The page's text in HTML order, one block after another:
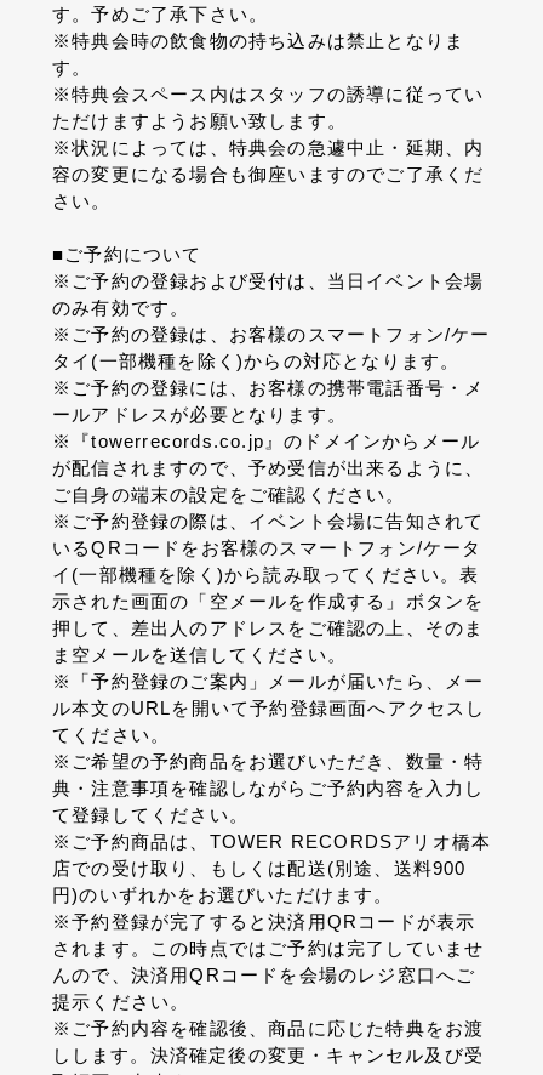
す。予めご了承下さい。
※特典会時の飲食物の持ち込みは禁止となりま
す。
※特典会スペース内はスタッフの誘導に従ってい
ただけますようお願い致します。
※状況によっては、特典会の急遽中止・延期、内
容の変更になる場合も御座いますのでご了承くだ
さい。
■ご予約について
※ご予約の登録および受付は、当日イベント会場
のみ有効です。
※ご予約の登録は、お客様のスマートフォン/ケー
タイ(一部機種を除く)からの対応となります。
※ご予約の登録には、お客様の携帯電話番号・メ
ールアドレスが必要となります。
※『towerrecords.co.jp』のドメインからメール
が配信されますので、予め受信が出来るように、
ご自身の端末の設定をご確認ください。
※ご予約登録の際は、イベント会場に告知されて
いるQRコードをお客様のスマートフォン/ケータ
イ(一部機種を除く)から読み取ってください。表
示された画面の「空メールを作成する」ボタンを
押して、差出人のアドレスをご確認の上、そのま
ま空メールを送信してください。
※「予約登録のご案内」メールが届いたら、メー
ル本文のURLを開いて予約登録画面へアクセスし
てください。
※ご希望の予約商品をお選びいただき、数量・特
典・注意事項を確認しながらご予約内容を入力し
て登録してください。
※ご予約商品は、TOWER RECORDSアリオ橋本
店での受け取り、もしくは配送(別途、送料900
円)のいずれかをお選びいただけます。
※予約登録が完了すると決済用QRコードが表示
されます。この時点ではご予約は完了していませ
んので、決済用QRコードを会場のレジ窓口へご
提示ください。
※ご予約内容を確認後、商品に応じた特典をお渡
しします。決済確定後の変更・キャンセル及び受